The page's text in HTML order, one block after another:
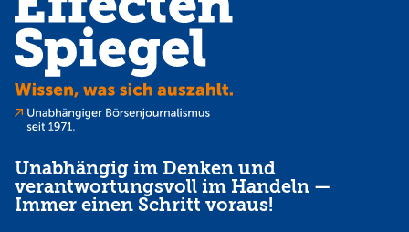
Unabhängig im Denken und
verantwortungsvoll im Handeln —
Immer einen Schritt voraus!